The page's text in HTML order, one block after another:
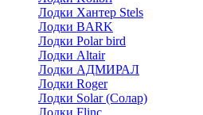
Лодки Хантер Stels
Лодки BARK
Лодки Polar bird
Лодки Altair
Лодки АДМИРАЛ
Лодки Roger
Лодки Solar (Солар)
Лодки Flinc